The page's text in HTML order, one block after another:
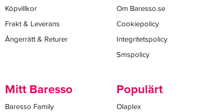
Köpvillkor
Frakt & Leverans
Ångerrätt & Returer
Om Baresso.se
Cookiepolicy
Integritetspolicy
Smspolicy
Mitt Baresso
Baresso Family
Populärt
Olaplex